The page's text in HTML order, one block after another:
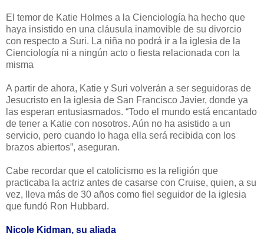
El temor de Katie Holmes a la Cienciología ha hecho que
haya insistido en una cláusula inamovible de su divorcio
con respecto a Suri. La niña no podrá ir a la iglesia de la
Cienciología ni a ningún acto o fiesta relacionada con la
misma
A partir de ahora, Katie y Suri volverán a ser seguidoras de
Jesucristo en la iglesia de San Francisco Javier, donde ya
las esperan entusiasmados. “Todo el mundo está encantado
de tener a Katie con nosotros. Aún no ha asistido a un
servicio, pero cuando lo haga ella será recibida con los
brazos abiertos”, aseguran.
Cabe recordar que el catolicismo es la religión que
practicaba la actriz antes de casarse con Cruise, quien, a su
vez, lleva más de 30 años como fiel seguidor de la iglesia
que fundó Ron Hubbard.
Nicole Kidman, su aliada